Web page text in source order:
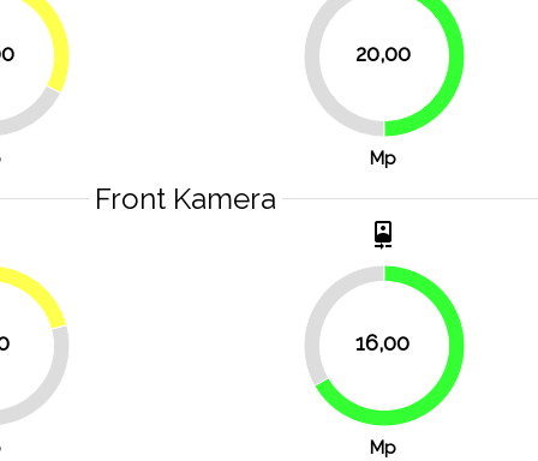
32.5%
20,00 50%
Mp
Front Kamera
20.8%
camera_front
16,00
33.3%
66.7%
Mp